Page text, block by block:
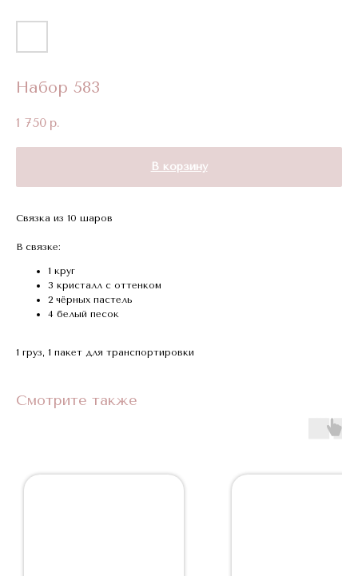
Набор 583
1 750 р.
В корзину
Связка из 10 шаров
В связке:
1 круг
3 кристалл с оттенком
2 чёрных пастель
4 белый песок
1 груз, 1 пакет для транспортировки
Смотрите также